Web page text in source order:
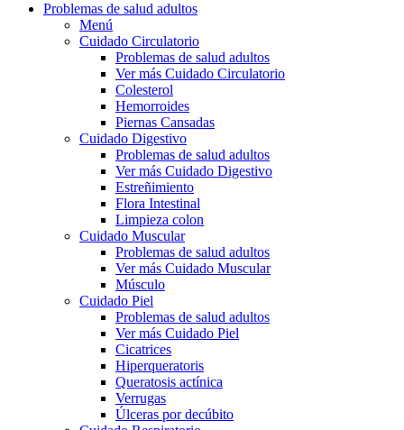
Problemas de salud adultos
Menú
Cuidado Circulatorio
Problemas de salud adultos
Ver más Cuidado Circulatorio
Colesterol
Hemorroides
Piernas Cansadas
Cuidado Digestivo
Problemas de salud adultos
Ver más Cuidado Digestivo
Estreñimiento
Flora Intestinal
Limpieza colon
Cuidado Muscular
Problemas de salud adultos
Ver más Cuidado Muscular
Músculo
Cuidado Piel
Problemas de salud adultos
Ver más Cuidado Piel
Cicatrices
Hiperqueratoris
Queratosis actínica
Verrugas
Úlceras por decúbito